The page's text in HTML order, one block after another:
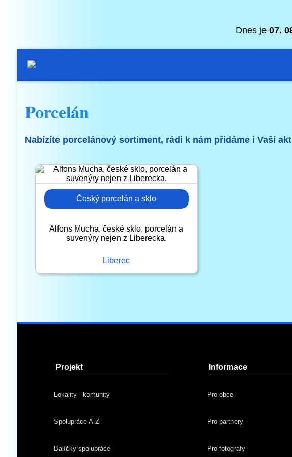
Dnes je07.
Porcelán
Nabízíte porcelánový sortiment, rádi k nám přidáme i Vaší
Český porcelán a sklo
Alfons Mucha, české sklo, porcelán a
suvenýry nejen z Liberecka.
Liberec
Projekt
Lokality - komunity
Spolupráce A-Z
Balíčky spolupráce
Informace
Pro obce
Pro partnery
Pro fotografy